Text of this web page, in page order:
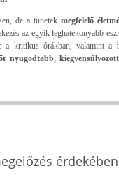
de a tünetek megfelelő
az egyik leghatékonyabb
a kritikus órákban, valamint a
nyugodtabb,